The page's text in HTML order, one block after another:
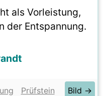
als Vorleistung,
der Entspannung.
Prüfstein Bild →